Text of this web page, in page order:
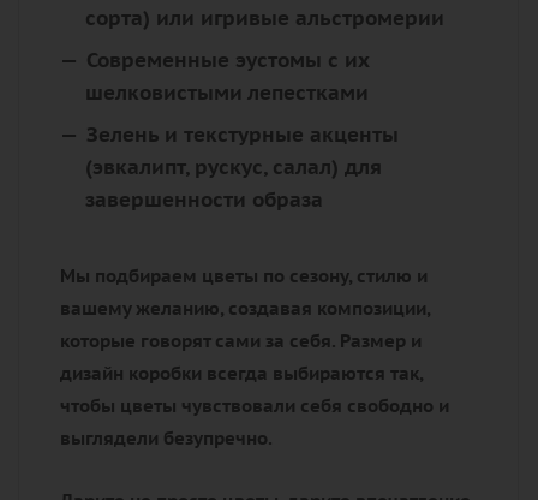
сорта) или игривые альстромерии
Современные эустомы с их
шелковистыми лепестками
Зелень и текстурные акценты
(эвкалипт, рускус, салал) для
завершенности образа
Мы подбираем цветы по сезону, стилю и
вашему желанию, создавая композиции,
которые говорят сами за себя. Размер и
дизайн коробки всегда выбираются так,
чтобы цветы чувствовали себя свободно и
выглядели безупречно.